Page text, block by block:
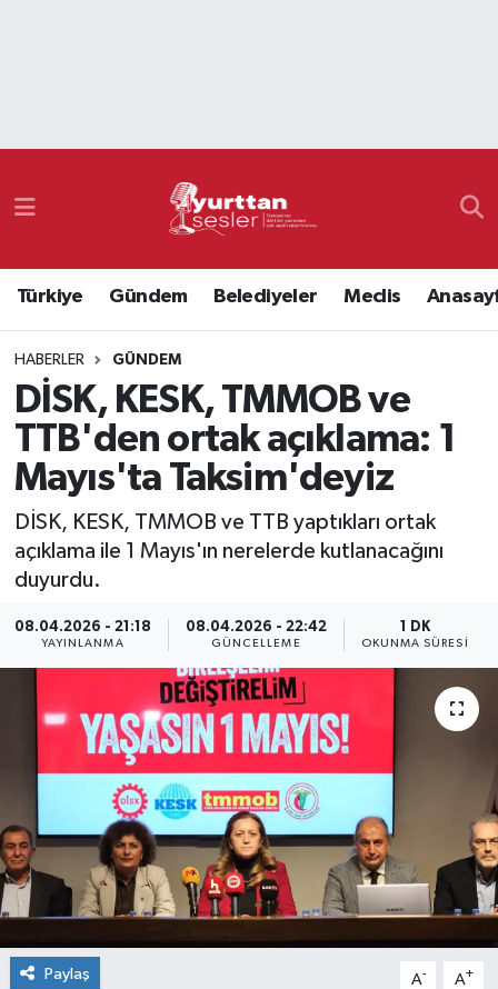
Türkiye Gündem Belediyeler Meclis
HABERLER GÜNDEM
DİSK, KESK, TMMOB ve
TTB'den ortak açıklama: 1
Mayıs'ta Taksim'deyiz
DİSK, KESK, TMMOB ve TTB yaptıkları ortak
açıklama ile 1 Mayıs'ın nerelerde kutlanacağını
duyurdu.
08.04.2026 - 21:18
YAYINLANMA
08.04.2026 - 22:42
GÜNCELLEME
1 DK
OKUNMA SÜRESI
Paylaş A- A+
Namaz Vakitleri
Süper Lig Puan Durumu ve Fikstür
Tüm Manşetler
Son Dakika Haberleri
Haber Arşivi